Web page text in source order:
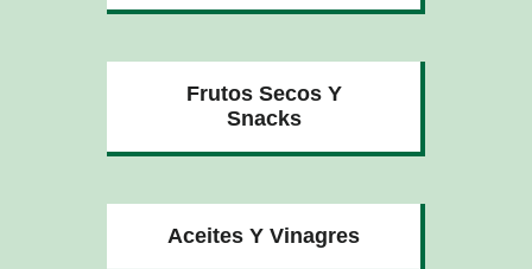
Frutos Secos Y
Snacks
Aceites Y Vinagres